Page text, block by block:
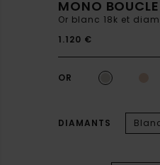
MONO
Or blanc 18k et
1.120 €
OR
DIAMANTS